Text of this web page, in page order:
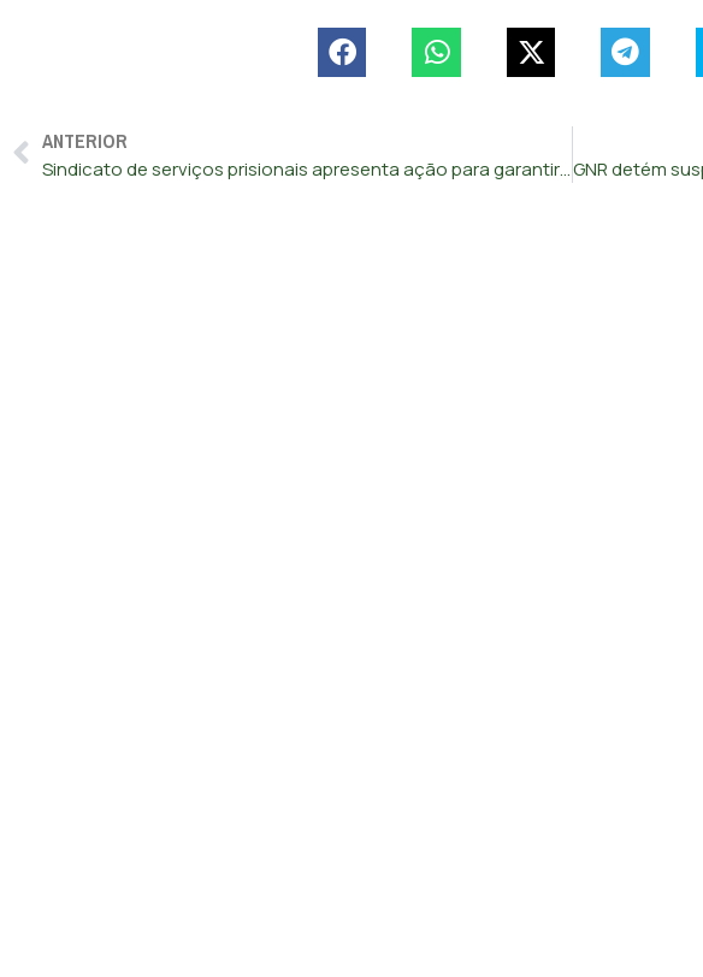
ANTERIOR
Sindicato de serviços prisionais apresenta ação para garantir direitos